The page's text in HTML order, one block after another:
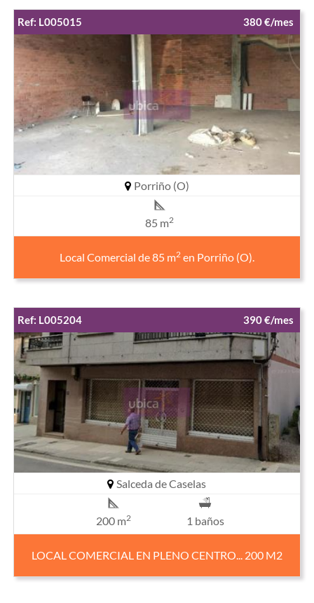
Ref: L005015 380 €/mes
Porriño (O)
85 m2
Local Comercial de 85 m2en Porriño (O).
Ref: L005204 390 €/mes
Salceda de Caselas
200 m2 1 baños
LOCAL COMERCIAL EN PLENO CENTRO... 200 M2